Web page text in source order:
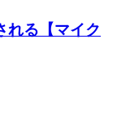
れる【マイク